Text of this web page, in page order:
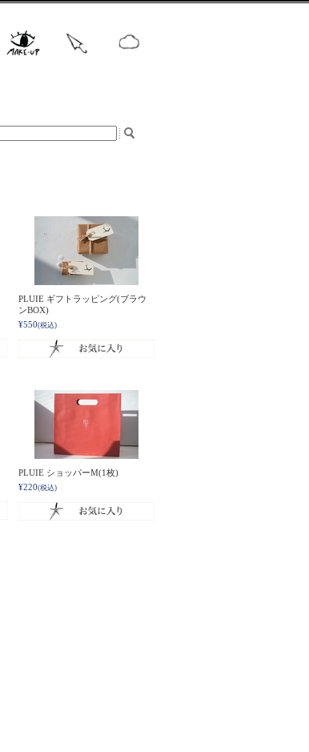
PLUIE ギフトラッピング(ブラウ
ンBOX)
¥550(税込)
PLUIE ショッパーM(1枚)
¥220(税込)